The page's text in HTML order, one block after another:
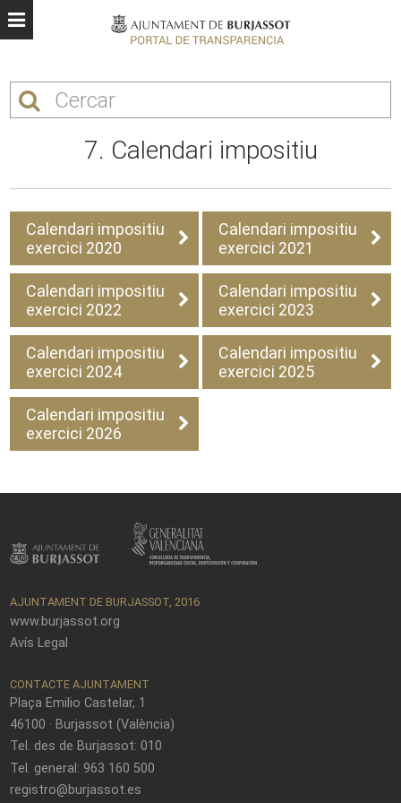
7. Calendari impositiu
Calendari impositiu
exercici 2020
Calendari impositiu
exercici 2021
Calendari impositiu
exercici 2022
Calendari impositiu
exercici 2023
Calendari impositiu
exercici 2024
Calendari impositiu
exercici 2025
Calendari impositiu
exercici 2026
AJUNTAMENT DE BURJASSOT, 2016
www.burjassot.org
Avís Legal
CONTACTE AJUNTAMENT
Plaça Emilio Castelar, 1
46100 · Burjassot (València)
Tel. des de Burjassot: 010
Tel. general: 963 160 500
registro@burjassot.es